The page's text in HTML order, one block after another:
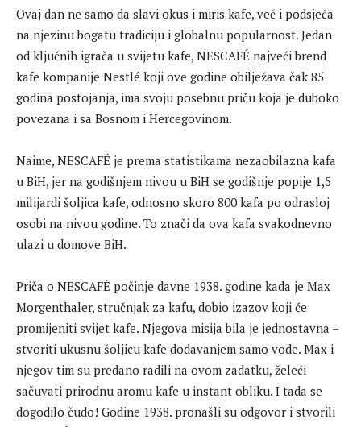
Ovaj dan ne samo da slavi okus i miris kafe, već i podsjeća
na njezinu bogatu tradiciju i globalnu popularnost. Jedan
od ključnih igrača u svijetu kafe, NESCAFÉ najveći brend
kafe kompanije Nestlé koji ove godine obilježava čak 85
godina postojanja, ima svoju posebnu priču koja je duboko
povezana i sa Bosnom i Hercegovinom.
Naime, NESCAFÉ je prema statistikama nezaobilazna kafa
u BiH, jer na godišnjem nivou u BiH se godišnje popije 1,5
milijardi šoljica kafe, odnosno skoro 800 kafa po odrasloj
osobi na nivou godine. To znači da ova kafa svakodnevno
ulazi u domove BiH.
Priča o NESCAFÉ počinje davne 1938. godine kada je Max
Morgenthaler, stručnjak za kafu, dobio izazov koji će
promijeniti svijet kafe. Njegova misija bila je jednostavna –
stvoriti ukusnu šoljicu kafe dodavanjem samo vode. Max i
njegov tim su predano radili na ovom zadatku, želeći
sačuvati prirodnu aromu kafe u instant obliku. I tada se
dogodilo čudo! Godine 1938. pronašli su odgovor i stvorili